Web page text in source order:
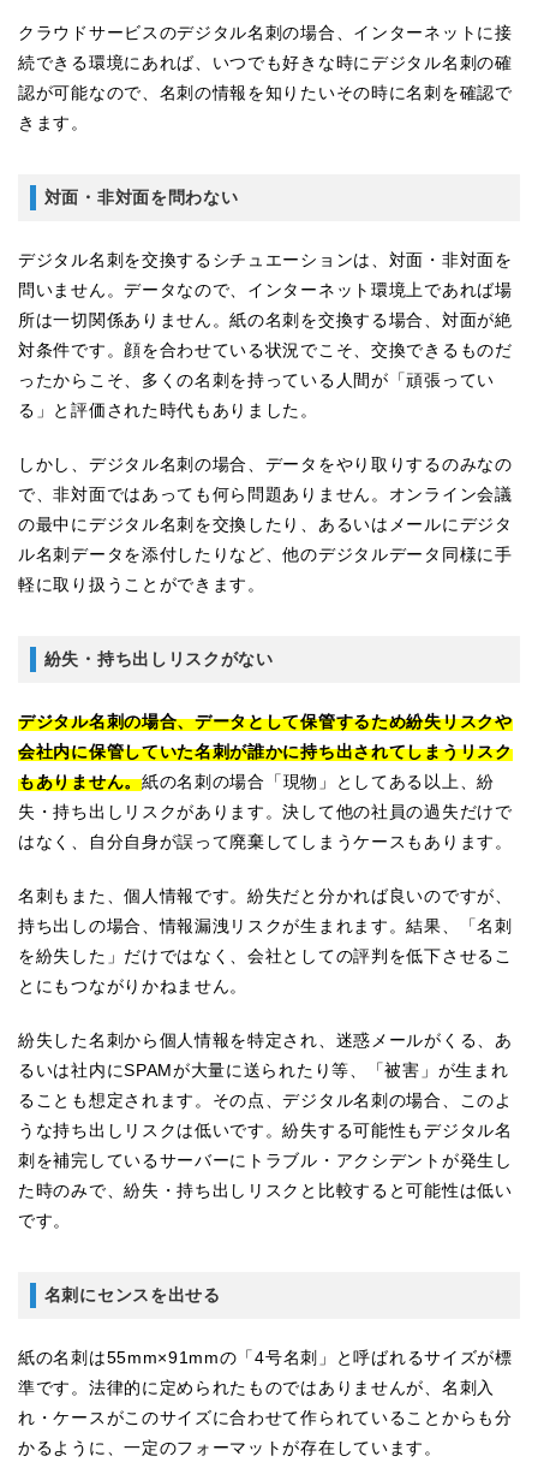
クラウドサービスのデジタル名刺の場合、インターネットに接
続できる環境にあれば、いつでも好きな時にデジタル名刺の確
認が可能なので、名刺の情報を知りたいその時に名刺を確認で
きます。
対面・非対面を問わない
デジタル名刺を交換するシチュエーションは、対面・非対面を
問いません。データなので、インターネット環境上であれば場
所は一切関係ありません。紙の名刺を交換する場合、対面が絶
対条件です。顔を合わせている状況でこそ、交換できるものだ
ったからこそ、多くの名刺を持っている人間が「頑張ってい
る」と評価された時代もありました。
しかし、デジタル名刺の場合、データをやり取りするのみなの
で、非対面ではあっても何ら問題ありません。オンライン会議
の最中にデジタル名刺を交換したり、あるいはメールにデジタ
ル名刺データを添付したりなど、他のデジタルデータ同様に手
軽に取り扱うことができます。
紛失・持ち出しリスクがない
デジタル名刺の場合、データとして保管するため紛失リスクや
会社内に保管していた名刺が誰かに持ち出されてしまうリスク
もありません。紙の名刺の場合「現物」としてある以上、紛
失・持ち出しリスクがあります。決して他の社員の過失だけで
はなく、自分自身が誤って廃棄してしまうケースもあります。
名刺もまた、個人情報です。紛失だと分かれば良いのですが、
持ち出しの場合、情報漏洩リスクが生まれます。結果、「名刺
を紛失した」だけではなく、会社としての評判を低下させるこ
とにもつながりかねません。
紛失した名刺から個人情報を特定され、迷惑メールがくる、あ
るいは社内にSPAMが大量に送られたり等、「被害」が生まれ
ることも想定されます。その点、デジタル名刺の場合、このよ
うな持ち出しリスクは低いです。紛失する可能性もデジタル名
刺を補完しているサーバーにトラブル・アクシデントが発生し
た時のみで、紛失・持ち出しリスクと比較すると可能性は低い
です。
名刺にセンスを出せる
紙の名刺は55mm×91mmの「4号名刺」と呼ばれるサイズが標
準です。法律的に定められたものではありませんが、名刺入
れ・ケースがこのサイズに合わせて作られていることからも分
かるように、一定のフォーマットが存在しています。